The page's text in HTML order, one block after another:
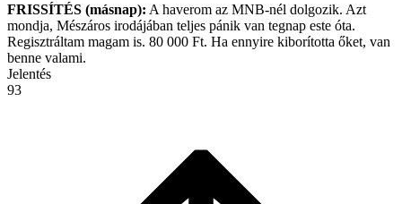
FRISSÍTÉS (másnap): A haverom az MNB-nél dolgozik. Azt
mondja, Mészáros irodájában teljes pánik van tegnap este óta.
Regisztráltam magam is. 80 000 Ft. Ha ennyire kiborította őket, van
benne valami.
Jelentés
93